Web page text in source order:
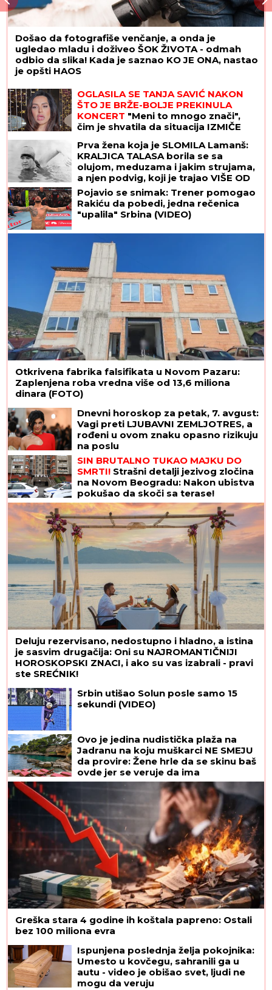
Došao da fotografiše venčanje, a onda je
ugledao mladu i doživeo ŠOK ŽIVOTA - odmah
odbio da slika! Kada je saznao KO JE ONA, nastao
je opšti HAOS
OGLASILA SE TANJA SAVIĆ NAKON
ŠTO JE BRŽE-BOLJE PREKINULA
KONCERT "Meni to mnogo znači",
čim je shvatila da situacija IZMIČE
Prva žena koja je SLOMILA Lamanš:
KRALJICA TALASA borila se sa
olujom, meduzama i jakim strujama,
a njen podvig, koji je trajao VIŠE OD
14 SATI, ušao je u istoriju
Pojavio se snimak: Trener pomogao
Rakiću da pobedi, jedna rečenica
"upalila" Srbina (VIDEO)
Otkrivena fabrika falsifikata u Novom Pazaru:
Zaplenjena roba vredna više od 13,6 miliona
dinara (FOTO)
Dnevni horoskop za petak, 7. avgust:
Vagi preti LJUBAVNI ZEMLJOTRES, a
rođeni u ovom znaku opasno rizikuju
na poslu
SIN BRUTALNO TUKAO MAJKU DO
SMRTI! Strašni detalji jezivog zločina
na Novom Beogradu: Nakon ubistva
pokušao da skoči sa terase!
Deluju rezervisano, nedostupno i hladno, a istina
je sasvim drugačija: Oni su NAJROMANTIČNIJI
HOROSKOPSKI ZNACI, i ako su vas izabrali - pravi
ste SREĆNIK!
Srbin utišao Solun posle samo 15
sekundi (VIDEO)
Ovo je jedina nudistička plaža na
Jadranu na koju muškarci NE SMEJU
da provire: Žene hrle da se skinu baš
ovde jer se veruje da ima
ČUDOTVORNE moći
Greška stara 4 godine ih koštala papreno: Ostali
bez 100 miliona evra
Ispunjena poslednja želja pokojnika:
Umesto u kovčegu, sahranili ga u
autu - video je obišao svet, ljudi ne
mogu da veruju